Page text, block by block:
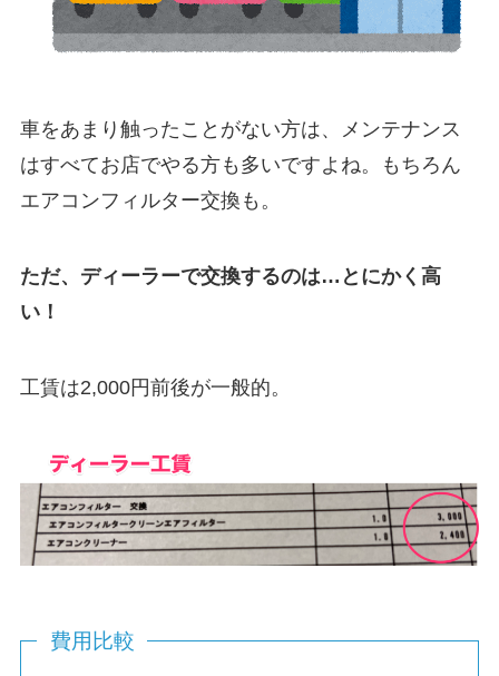
車をあまり触ったことがない方は、メンテナンス
はすべてお店でやる方も多いですよね。もちろん
エアコンフィルター交換も。
ただ、ディーラーで交換するのは…とにかく高
い！
工賃は2,000円前後が一般的。
費用比較